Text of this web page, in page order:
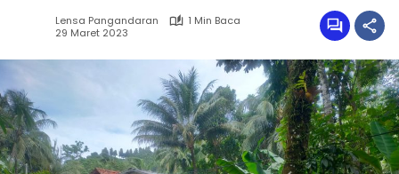
Lensa Pangandaran
1 Min Baca
29 Maret 2023